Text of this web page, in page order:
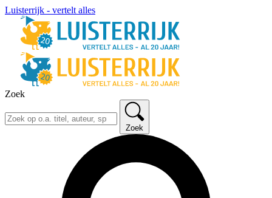
Luisterrijk - vertelt alles
Zoek
Zoek